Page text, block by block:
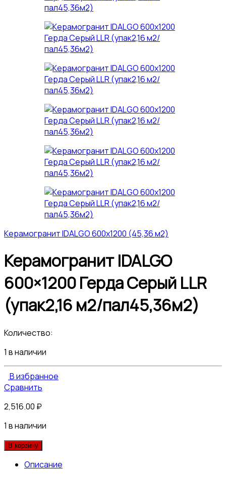
Керамогранит IDALGO 600x1200 (45,36 м2)
Керамогранит IDALGO
600×1200 Герда Серый LLR
(упак2,16 м2/пал45,36м2)
Количество:
1 в наличии
В избранное
Сравнить
2,516.00 ₽
1 в наличии
В корзину
Описание